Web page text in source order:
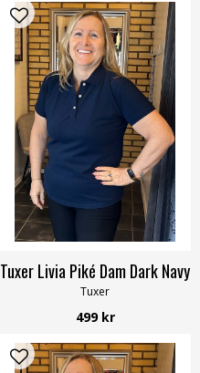
Tuxer Livia Piké Dam Dark Navy
Tuxer
499 kr